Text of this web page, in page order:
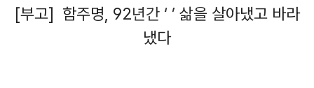
[부고] 함주명, 92년간 ‘ ’ 삶을 살아냈고 바라
냈다